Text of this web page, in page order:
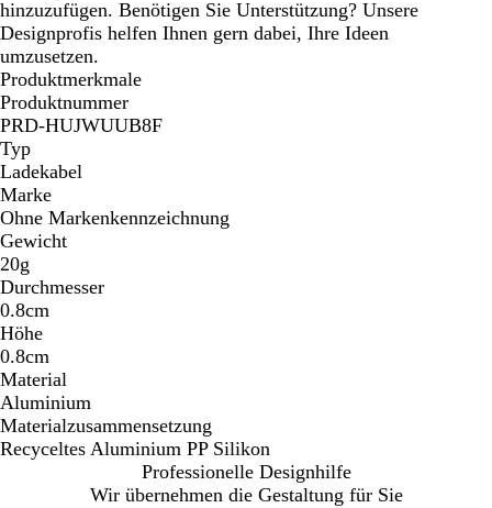
hinzuzufügen. Benötigen Sie Unterstützung? Unsere
Designprofis helfen Ihnen gern dabei, Ihre Ideen
umzusetzen.
Produktmerkmale
Produktnummer
PRD-HUJWUUB8F
Typ
Ladekabel
Marke
Ohne Markenkennzeichnung
Gewicht
20g
Durchmesser
0.8cm
Höhe
0.8cm
Material
Aluminium
Materialzusammensetzung
Recyceltes Aluminium PP Silikon
Professionelle Designhilfe
Wir übernehmen die Gestaltung für Sie